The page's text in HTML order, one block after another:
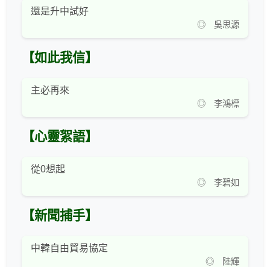
還是升中試好
◎ 吳思源
【如此我信】
主必再來
◎ 李鴻標
【心靈絮語】
從0想起
◎ 李碧如
【新聞捕手】
中韓自由貿易協定
◎ 陸輝